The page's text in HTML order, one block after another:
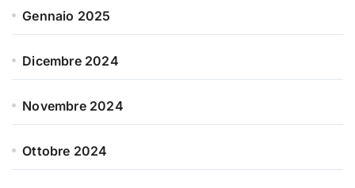
Gennaio 2025
Dicembre 2024
Novembre 2024
Ottobre 2024